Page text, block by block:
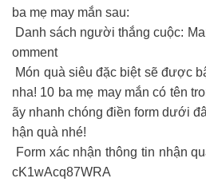
ba mẹ may mắn sau:
Danh sách người thắng cuộc:
omment
Món quà siêu đặc biệt sẽ được
nha! 10 ba mẹ may mắn có tên
ãy nhanh chóng điền form dưới
hận quà nhé!
Form xác nhận thông tin nhận
cK1wAcq87WRA